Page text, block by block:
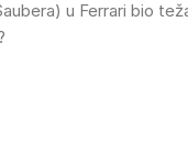
u Ferrari bio